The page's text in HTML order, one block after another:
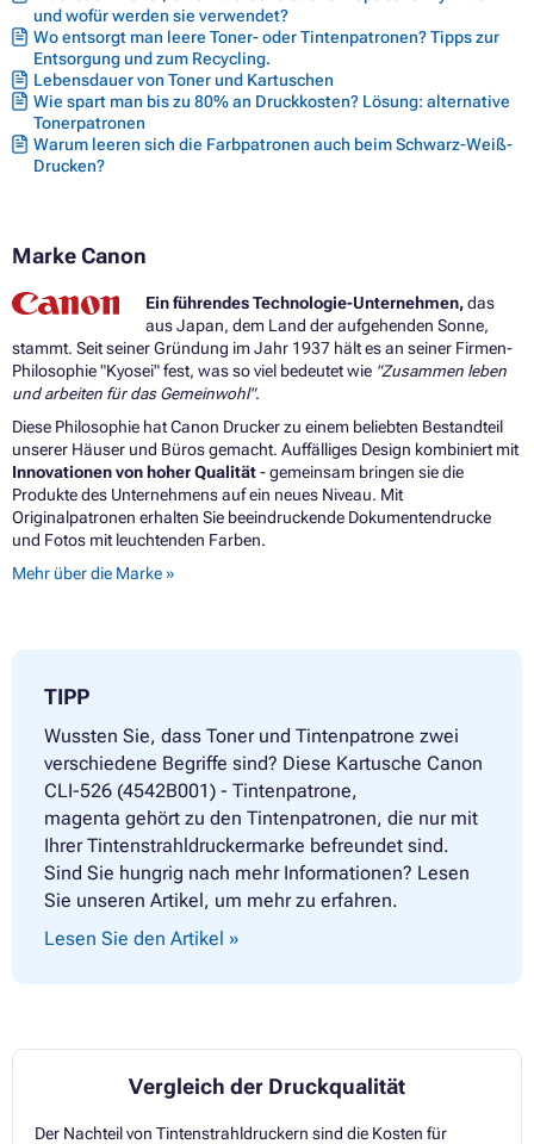
Druckerpatronen CANON PIXMA MX715
Druckerpatronen CANON PIXMA MX885
Druckerpatronen CANON PIXMA MX890 SERIES
Druckerpatronen CANON PIXMA MX895
und wofür werden sie verwendet?
Wo entsorgt man leere Toner- oder Tintenpatronen? Tipps zur
Entsorgung und zum Recycling.
Lebensdauer von Toner und Kartuschen
Wie spart man bis zu 80% an Druckkosten? Lösung: alternative
Tonerpatronen
Warum leeren sich die Farbpatronen auch beim Schwarz-Weiß-
Drucken?
Marke Canon
Ein führendes Technologie-Unternehmen,das
aus Japan, dem Land der aufgehenden Sonne,
stammt. Seit seiner Gründung im Jahr 1937 hält es an seiner Firmen-
Philosophie "Kyosei" fest, was so viel bedeutet wie "Zusammen leben
und arbeiten für das Gemeinwohl".
Diese Philosophie hat Canon Drucker zu einem beliebten Bestandteil
unserer Häuser und Büros gemacht. Auffälliges Design kombiniert mit
Innovationen von hoher Qualität- gemeinsam bringen sie die
Produkte des Unternehmens auf ein neues Niveau. Mit
Originalpatronen erhalten Sie beeindruckende Dokumentendrucke
und Fotos mit leuchtenden Farben.
Mehr über die Marke »
TIPP
Wussten Sie, dass Toner und Tintenpatrone zwei
verschiedene Begriffe sind? Diese Kartusche Canon
CLI-526 (4542B001) - Tintenpatrone,
magenta gehört zu den Tintenpatronen, die nur mit
Ihrer Tintenstrahldruckermarke befreundet sind.
Sind Sie hungrig nach mehr Informationen? Lesen
Sie unseren Artikel, um mehr zu erfahren.
Lesen Sie den Artikel »
Vergleich der Druckqualität
Der Nachteil von Tintenstrahldruckern sind die Kosten für